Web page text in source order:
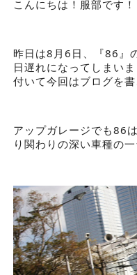
こんにちは！服部です！
昨日は8月6日、『86』
日遅れになってしまい
付いて今回はブログを
アップガレージでも86
り関わりの深い車種の